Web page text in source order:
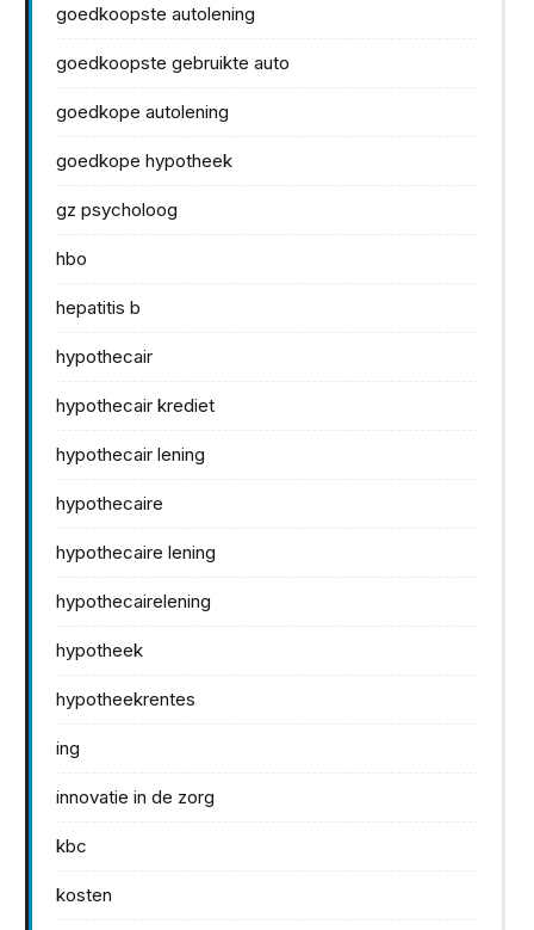
goedkoopste autolening
goedkoopste gebruikte auto
goedkope autolening
goedkope hypotheek
gz psycholoog
hbo
hepatitis b
hypothecair
hypothecair krediet
hypothecair lening
hypothecaire
hypothecaire lening
hypothecairelening
hypotheek
hypotheekrentes
ing
innovatie in de zorg
kbc
kosten